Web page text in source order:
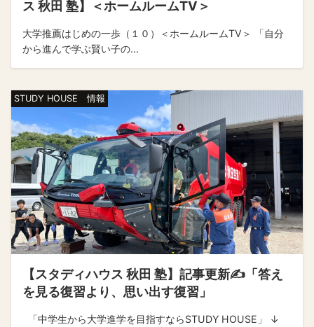
ス 秋田 塾】＜ホームルームTV＞
大学推薦はじめの一歩（１０）＜ホームルームTV＞ 「自分
から進んで学ぶ賢い子の...
STUDY HOUSE 情報
【スタディハウス 秋田 塾】記事更新✍️「答え
を見る復習より、思い出す復習」
「中学生から大学進学を目指すならSTUDY HOUSE」 ↓